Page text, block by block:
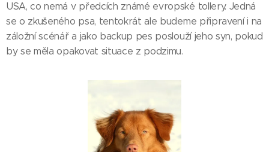
USA, co nemá v předcích známé evropské tollery. Jedná
se o zkušeného psa, tentokrát ale budeme připravení i na
záložní scénář a jako backup pes poslouží jeho syn, pokud
by se měla opakovat situace z podzimu.